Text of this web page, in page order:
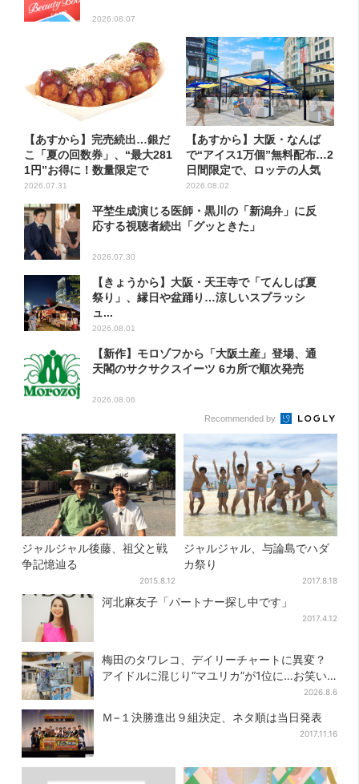
2026.08.07
【あすから】完売続出…銀だ
こ「夏の回数券」、“最大281
1円”お得に！数量限定で
2026.07.31
【あすから】大阪・なんば
で“アイス1万個”無料配布…2
日間限定で、ロッテの人気
商...
2026.08.02
平埜生成演じる医師・黒川の「新潟弁」に反
応する視聴者続出「グッときた」
2026.07.30
【きょうから】大阪・天王寺で「てんしば夏
祭り」、縁日や盆踊り…涼しいスプラッシ
ュ...
2026.08.01
【新作】モロゾフから「大阪土産」登場、通
天閣のサクサクスイーツ 6カ所で順次発売
2026.08.06
Recommended by
ジャルジャル後藤、祖父と戦
争記憶辿る
2015.8.12
ジャルジャル、与論島でハダ
カ祭り
2017.8.18
河北麻友子「パートナー探し中です」
2017.4.12
梅田のタワレコ、デイリーチャートに異変？
アイドルに混じり“マユリカ”が1位に…お笑い
2026.8.6
Ｍ−１決勝進出９組決定、ネタ順は当日発表
2017.11.16